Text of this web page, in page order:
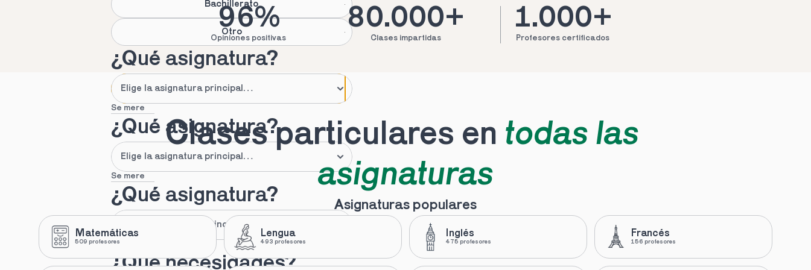
Bachillerato
Otro
¿Qué asignatura?
Se mere
¿Qué asignatura?
Se mere
¿Qué asignatura?
Se mere
¿Qué necesidades?
96%
Opiniones positivas
80.000+
Clases impartidas
1.000+
Profesores certificados
Clases particulares en todas las
asignaturas
Asignaturas populares
Matemáticas
509 profesores
Lengua
493 profesores
Inglés
475 profesores
Francés
156 profesores